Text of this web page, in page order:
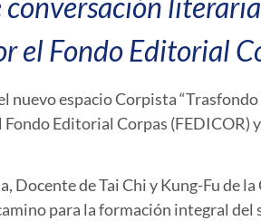
el Fondo Editorial
nuevo espacio Corpista
Editorial Corpas (FEDICOR)
de Tai Chi y Kung-Fu de
para la formación integral del